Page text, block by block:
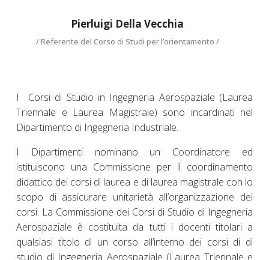
Pierluigi Della Vecchia
/ Referente del Corso di Studi per l’orientamento /
I Corsi di Studio in Ingegneria Aerospaziale (Laurea
Triennale e Laurea Magistrale) sono incardinati nel
Dipartimento di Ingegneria Industriale.
I Dipartimenti nominano un Coordinatore ed
istituiscono una Commissione per il coordinamento
didattico dei corsi di laurea e di laurea magistrale con lo
scopo di assicurare unitarietà all’organizzazione dei
corsi. La Commissione dei Corsi di Studio di Ingegneria
Aerospaziale è costituita da tutti i docenti titolari a
qualsiasi titolo di un corso all’interno dei corsi di di
studio di Ingegneria Aerospaziale (Laurea Triennale e